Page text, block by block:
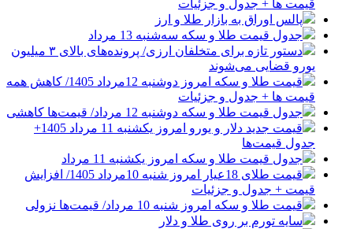
قیمت ها + جدول و جزئیات
پالس اوراق به بازار طلا و ارز
جدول قیمت طلا و سکه سه‌شنبه 13 مرداد
دستور تازه برای متخلفان ارزی/ پرونده‌های بالای ۳ میلیون
یورو قضایی می‌شوند
قیمت طلا و سکه امروز دوشنبه 12مرداد 1405/ کاهش همه
قیمت ها + جدول و جزئیات
جدول قیمت طلا و سکه دوشنبه 12 مرداد/ قیمت‌ها کاهشی
قیمت جدید دلار و یورو امروز یکشنبه 11 مرداد 1405+
جدول قیمت‌ها
جدول قیمت طلا و سکه امروز یکشنبه 11 مرداد
قیمت طلای 18عیار امروز شنبه 10مرداد 1405/ افزایش
قیمت + جدول و جزئیات
قیمت طلا و سکه امروز شنبه 10 مرداد/ قیمت‌ها نزولی
سایه تورم بر روی طلا و دلار